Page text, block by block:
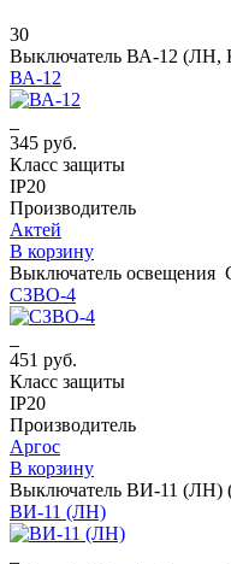
30
Выключатель ВА-12
ВА-12
345 руб.
Класс защиты
IP20
Производитель
Актей
В корзину
Выключатель освещения
СЗВО-4
451 руб.
Класс защиты
IP20
Производитель
Аргос
В корзину
Выключатель ВИ-11 (ЛН)
ВИ-11 (ЛН)